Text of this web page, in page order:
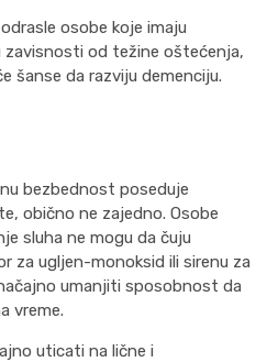
osobe koje imaju
zavisnosti od težine oštećenja,
šanse da razviju demenciju.
bezbednost poseduje
obično ne zajedno. Osobe
sluha ne mogu da čuju
za ugljen-monoksid ili sirenu za
umanjiti sposobnost da
vreme.
uticati na lične i